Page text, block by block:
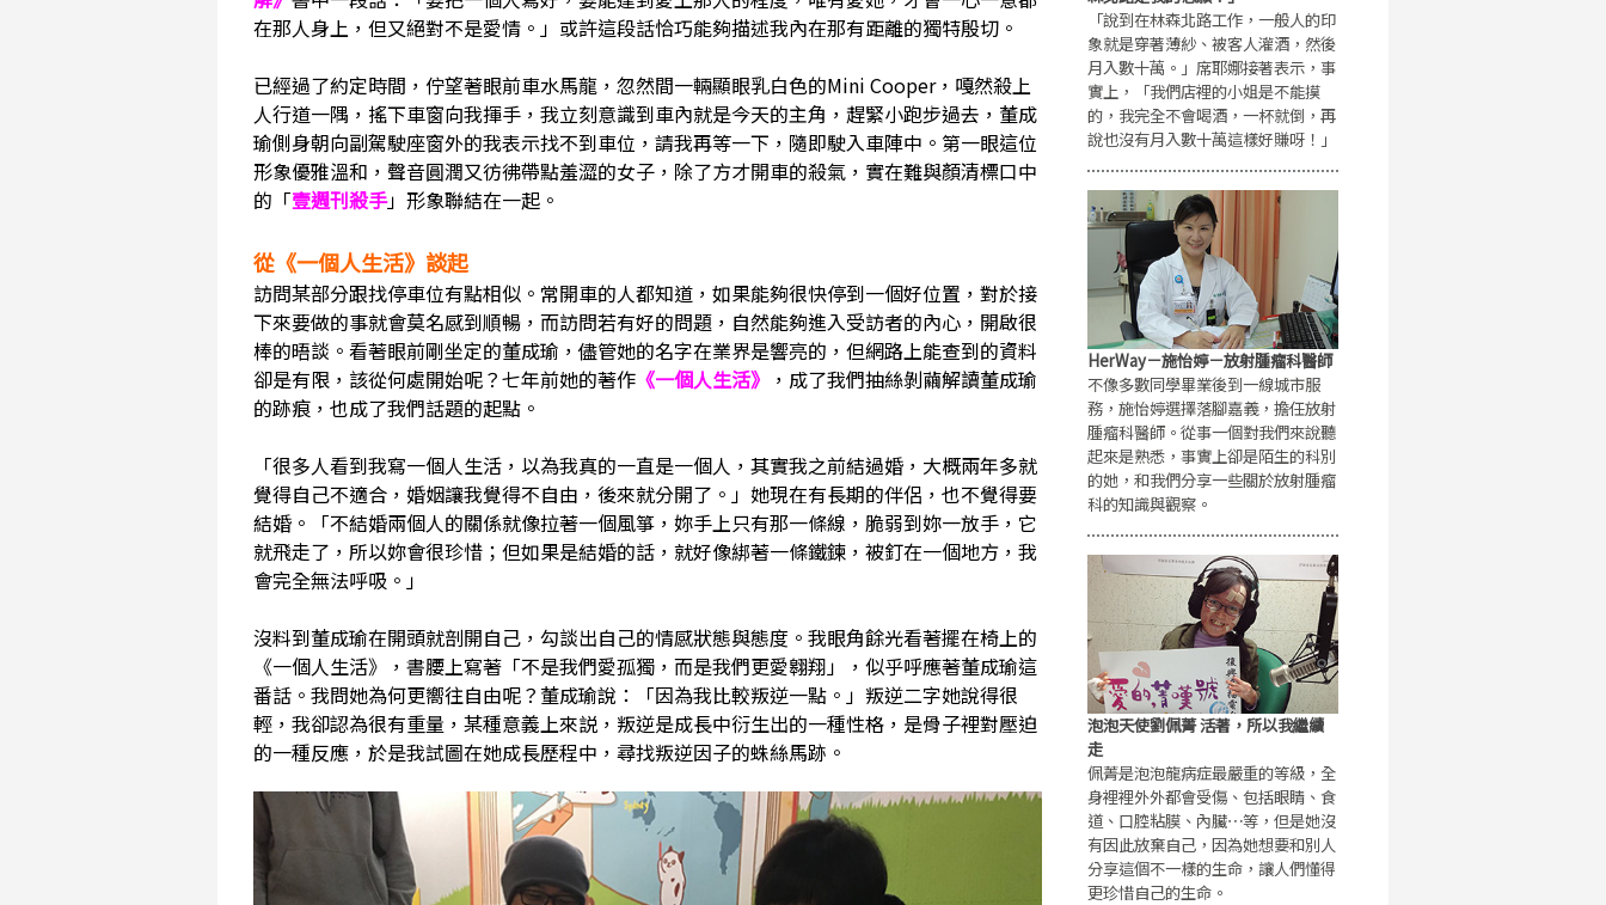
在那人身上，但又絕對不是愛情。」或許這段話恰巧能夠描述我內在那有距離的獨特殷切。
已經過了約定時間，佇望著眼前車水馬龍，忽然間一輛顯眼乳白色的Mini Cooper，嘎然殺上
人行道一隅，搖下車窗向我揮手，我立刻意識到車內就是今天的主角，趕緊小跑步過去，董成
瑜側身朝向副駕駛座窗外的我表示找不到車位，請我再等一下，隨即駛入車陣中。第一眼這位
形象優雅溫和，聲音圓潤又彷彿帶點羞澀的女子，除了方才開車的殺氣，實在難與顏清標口中
的「壹週刊殺手」形象聯結在一起。
從《一個人生活》談起
訪問某部分跟找停車位有點相似。常開車的人都知道，如果能夠很快停到一個好位置，對於接
下來要做的事就會莫名感到順暢，而訪問若有好的問題，自然能夠進入受訪者的內心，開啟很
棒的晤談。看著眼前剛坐定的董成瑜，儘管她的名字在業界是響亮的，但網路上能查到的資料
卻是有限，該從何處開始呢？七年前她的著作 《一個人生活》 ，成了我們抽絲剝繭解讀董成瑜
的跡痕，也成了我們話題的起點。
「很多人看到我寫一個人生活，以為我真的一直是一個人，其實我之前結過婚，大概兩年多就
覺得自己不適合，婚姻讓我覺得不自由，後來就分開了。」她現在有長期的伴侶，也不覺得要
結婚。「不結婚兩個人的關係就像拉著一個風箏，妳手上只有那一條線，脆弱到妳一放手，它
就飛走了，所以妳會很珍惜；但如果是結婚的話，就好像綁著一條鐵鍊，被釘在一個地方，我
會完全無法呼吸。」
沒料到董成瑜在開頭就剖開自己，勾談出自己的情感狀態與態度。我眼角餘光看著擺在椅上的
《一個人生活》，書腰上寫著「不是我們愛孤獨，而是我們更愛翱翔」，似乎呼應著董成瑜這
番話。我問她為何更嚮往自由呢？董成瑜說：「因為我比較叛逆一點。」叛逆二字她說得很
輕，我卻認為很有重量，某種意義上來説，叛逆是成長中衍生出的一種性格，是骨子裡對壓迫
的一種反應，於是我試圖在她成長歷程中，尋找叛逆因子的蛛絲馬跡。
「說到在林森北路工作，一般人的印
象就是穿著薄紗、被客人灌酒，然後
月入數十萬。」席耶娜接著表示，事
實上，「我們店裡的小姐是不能摸
的，我完全不會喝酒，一杯就倒，再
說也沒有月入數十萬這樣好賺呀！」
HerWay－施怡婷－放射腫瘤科醫師
不像多數同學畢業後到一線城市服
務，施怡婷選擇落腳嘉義，擔任放射
腫瘤科醫師。從事一個對我們來說聽
起來是熟悉，事實上卻是陌生的科別
的她，和我們分享一些關於放射腫瘤
科的知識與觀察。
泡泡天使劉佩菁 活著，所以我繼續
走
佩菁是泡泡龍病症最嚴重的等級，全
身裡裡外外都會受傷、包括眼睛、食
道、口腔粘膜、內臟⋯等，但是她沒
有因此放棄自己，因為她想要和別人
分享這個不一樣的生命，讓人們懂得
更珍惜自己的生命。